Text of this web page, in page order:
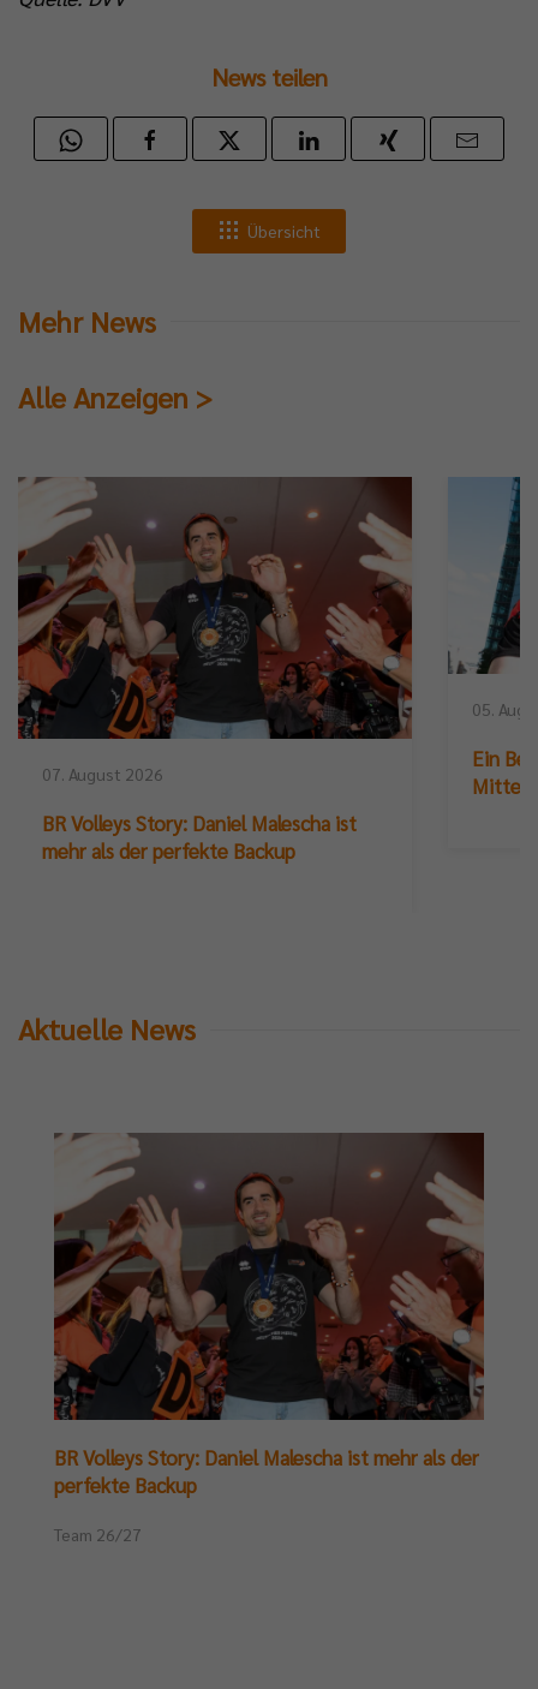
News teilen
Übersicht
Mehr News
Alle Anzeigen >
07. August 2026
BR Volleys Story: Daniel Malescha ist
mehr als der perfekte Backup
05.
Ein
Aktuelle News
BR Volleys Story: Daniel Malescha ist mehr als der
perfekte Backup
Team 26/27